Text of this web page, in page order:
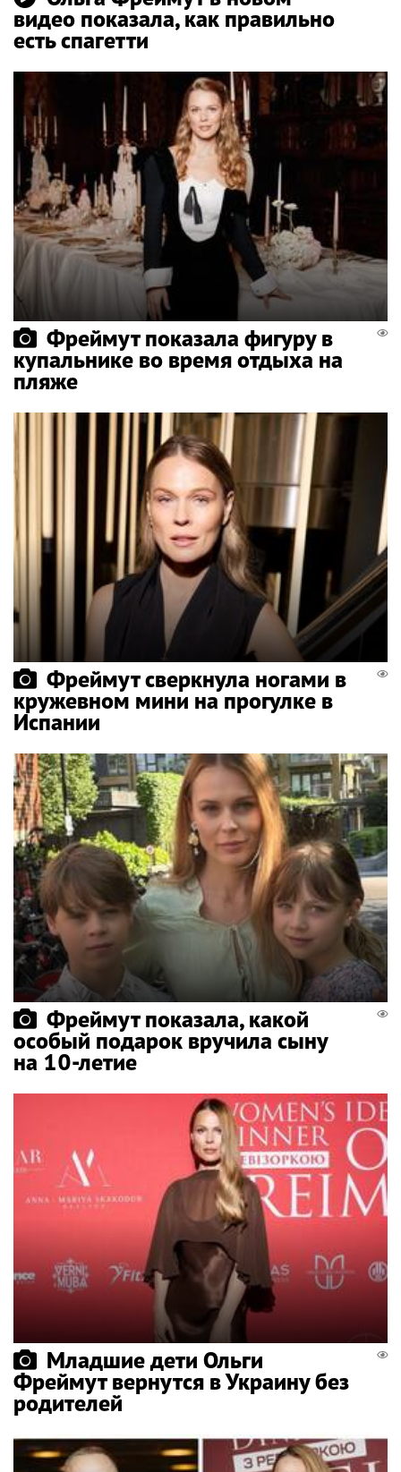
видео показала, как правильно
есть спагетти
Фреймут показала фигуру в
купальнике во время отдыха на
пляже
Фреймут сверкнула ногами в
кружевном мини на прогулке в
Испании
Фреймут показала, какой
особый подарок вручила сыну
на 10-летие
Младшие дети Ольги
Фреймут вернутся в Украину без
родителей